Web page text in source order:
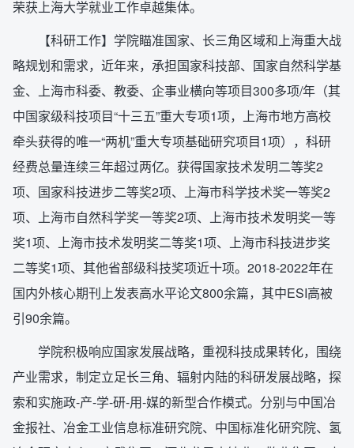
荣获上海大学就业工作卓越集体。
【科研工作】学院瞄准国家、长三角区域和上海重大战
略规划和需求，近年来，承担国家科技部、国家自然科学基
金、上海市科委、教委、企事业横向等项目300多项/年（其
中国家级科技项目“十三五”重大专项1项，上海市地方高校
牵头获得的唯一“两机”重大专项基础研究项目1项），科研
经费总量连续三年超过两亿。获得国家技术发明二等奖2
项、国家科技进步二等奖2项、上海市科学技术奖一等奖2
项、上海市自然科学奖一等奖2项、上海市技术发明奖一等
奖1项、上海市技术发明奖二等奖1项、上海市科技进步奖
二等奖1项、其他省部级科技奖项近十项。2018-2022年在
国内外核心期刊上发表高水平论文800余篇，其中ESI高被
引90余篇。
学院积极响应国家发展战略，重视科技成果转化，围绕
产业需求，制定立足长三角、辐射内陆的科研发展战略，探
索和实施政-产-学-研-用-媒的新型合作模式。分别与中国冶
金报社、冶金工业信息标准研究院、中国标准化研究院、氢